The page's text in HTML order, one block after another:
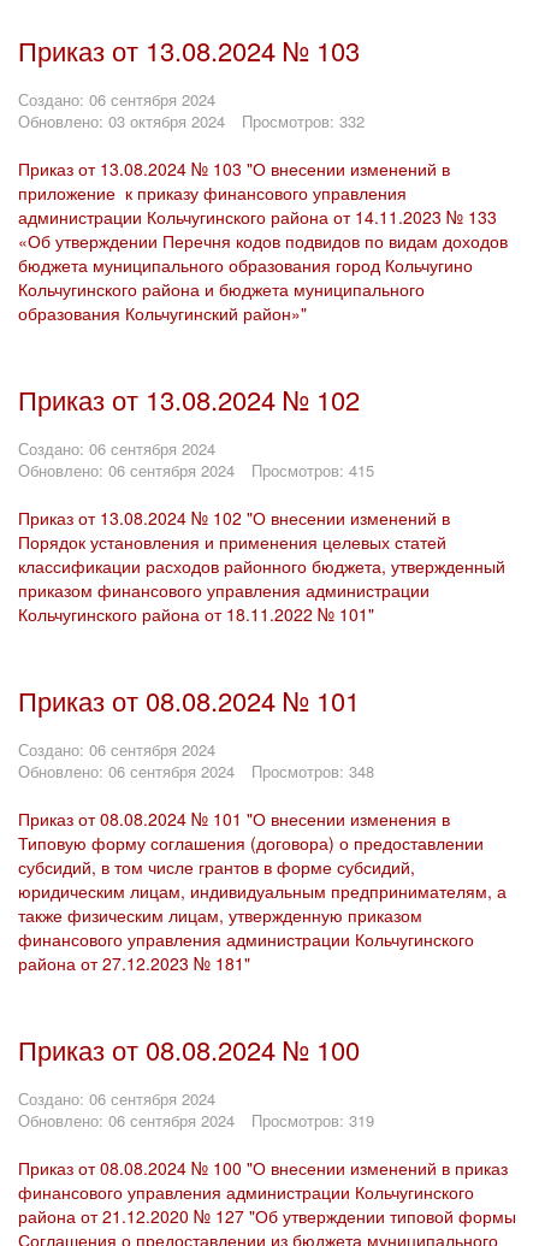
Приказ от 13.08.2024 № 103
Создано: 06 сентября 2024
Обновлено: 03 октября 2024
Просмотров: 332
Приказ от 13.08.2024 № 103 "О внесении изменений в
приложение к приказу финансового управления
администрации Кольчугинского района от 14.11.2023 № 133
«Об утверждении Перечня кодов подвидов по видам доходов
бюджета муниципального образования город Кольчугино
Кольчугинского района и бюджета муниципального
образования Кольчугинский район»"
Приказ от 13.08.2024 № 102
Создано: 06 сентября 2024
Обновлено: 06 сентября 2024
Просмотров: 415
Приказ от 13.08.2024 № 102 "О внесении изменений в
Порядок установления и применения целевых статей
классификации расходов районного бюджета, утвержденный
приказом финансового управления администрации
Кольчугинского района от 18.11.2022 № 101"
Приказ от 08.08.2024 № 101
Создано: 06 сентября 2024
Обновлено: 06 сентября 2024
Просмотров: 348
Приказ от 08.08.2024 № 101 "О внесении изменения в
Типовую форму соглашения (договора) о предоставлении
субсидий, в том числе грантов в форме субсидий,
юридическим лицам, индивидуальным предпринимателям, а
также физическим лицам, утвержденную приказом
финансового управления администрации Кольчугинского
района от 27.12.2023 № 181"
Приказ от 08.08.2024 № 100
Создано: 06 сентября 2024
Обновлено: 06 сентября 2024
Просмотров: 319
Приказ от 08.08.2024 № 100 "О внесении изменений в приказ
финансового управления администрации Кольчугинского
района от 21.12.2020 № 127 "Об утверждении типовой формы
Соглашения о предоставлении из бюджета муниципального